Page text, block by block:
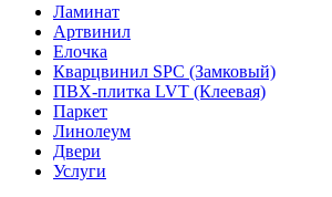
Ламинат
Артвинил
Елочка
Кварцвинил SPC (Замковый)
ПВХ-плитка LVT (Клеевая)
Паркет
Линолеум
Двери
Услуги